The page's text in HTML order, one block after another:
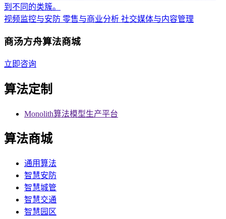
到不同的类簇。
视频监控与安防 零售与商业分析 社交媒体与内容管理
商汤方舟算法商城
立即咨询
算法定制
Monolith算法模型生产平台
算法商城
通用算法
智慧安防
智慧城管
智慧交通
智慧园区